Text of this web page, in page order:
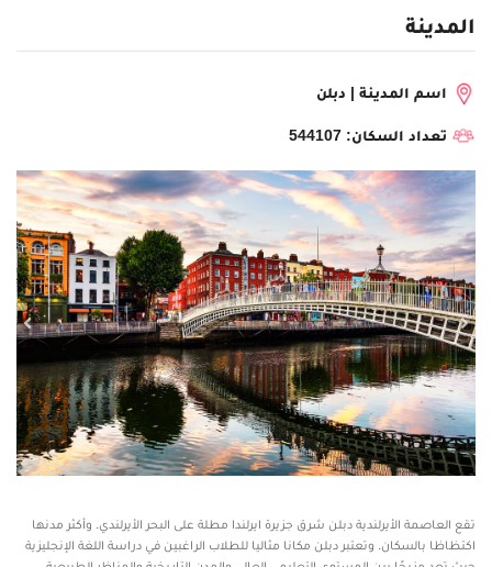
المدينة
اسم المدينة | دبلن
تعداد السكان: 544107
تقع العاصمة الأيرلندية دبلن شرق جزيرة ايرلندا مطلة على البحر الأيرلندي. وأكثر مدنها
اكتظاظا بالسكان. وتعتبر دبلن مكانا مثاليا للطلاب الراغبين في دراسة اللغة الإنجليزية